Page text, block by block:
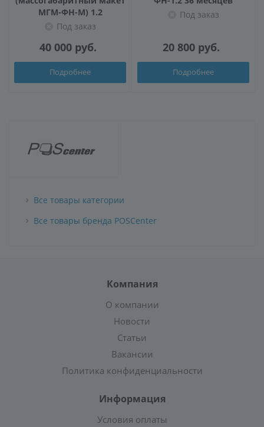
МГМ-ФН-М) 1.2
Под заказ
40 000 руб.
Подробнее
Под заказ
20 800 руб.
Подробнее
Все товары категории
Все товары бренда POSCenter
Компания
О компании
Новости
Статьи
Вакансии
Политика конфиденциальности
Информация
Условия оплаты